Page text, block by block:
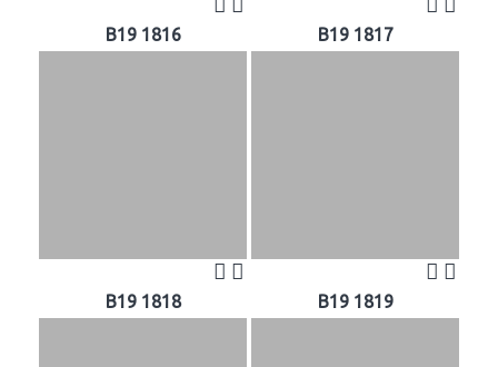
B19 1816 B19 1817
B19 1818 B19 1819